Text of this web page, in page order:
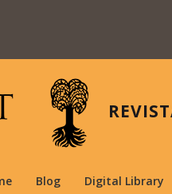
Blog Digital Library